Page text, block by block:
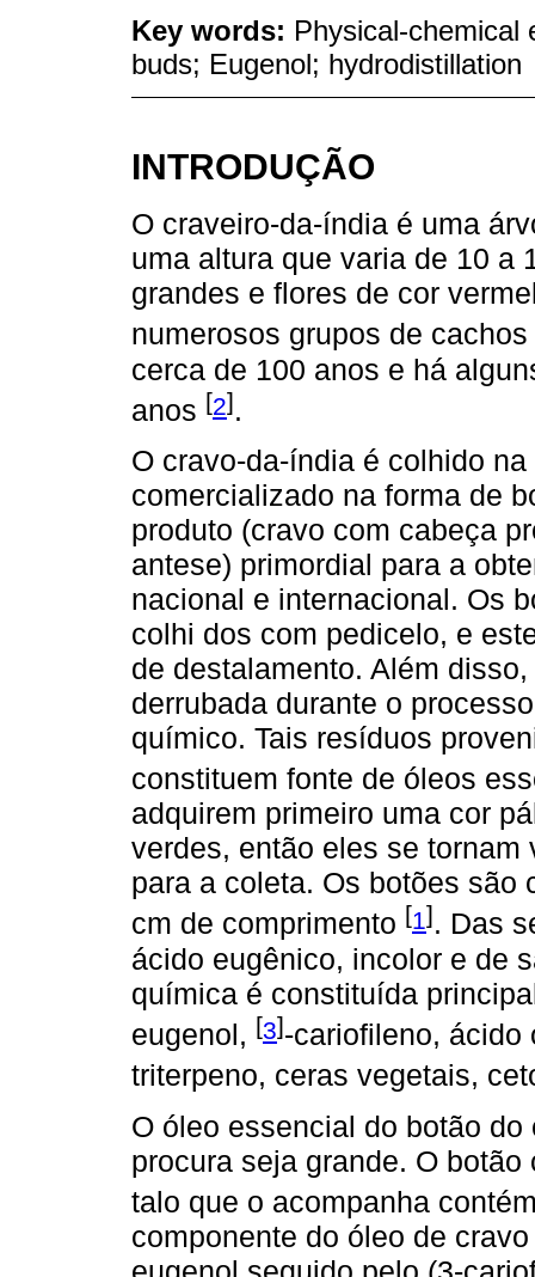
Key words: Physical-chemical
buds; Eugenol; hydrodistillation
INTRODUÇÃO
O craveiro-da-índia é uma
uma altura que varia de 10 a
grandes e flores de cor
numerosos grupos de
cerca de 100 anos e há
anos [2].
O cravo-da-índia é colhido
comercializado na forma de
produto (cravo com cabeça
antese) primordial para a
nacional e internacional. Os
colhi dos com pedicelo, e
de destalamento. Além
derrubada durante o
químico. Tais resíduos
constituem fonte de óleos
adquirem primeiro uma cor
verdes, então eles se
para a coleta. Os botões são
cm de comprimento [1]. Das
ácido eugênico, incolor e de
química é constituída
eugenol, [3]-cariofileno, ácido
triterpeno, ceras vegetais,
O óleo essencial do botão
procura seja grande. O
talo que o acompanha
componente do óleo de